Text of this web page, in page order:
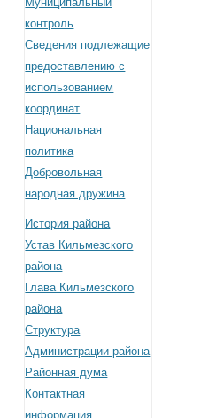
контроль
Сведения подлежащие
предоставлению с
использованием
координат
Национальная
политика
Добровольная
народная дружина
История района
Устав Кильмезского
района
Глава Кильмезского
района
Структура
Администрации района
Районная дума
Контактная
информация